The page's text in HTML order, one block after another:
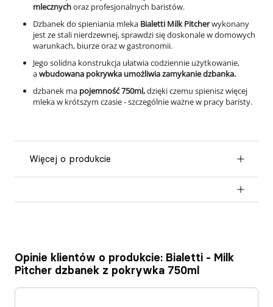
mlecznychoraz profesjonalnych baristów.
Dzbanek do spieniania mleka Bialetti Milk Pitcherwykonany
jest ze stali nierdzewnej, sprawdzi się doskonale w domowych
warunkach, biurze oraz w gastronomii.
Jego solidna konstrukcja ułatwia codziennie użytkowanie,
awbudowana pokrywka umożliwia zamykanie dzbanka.
dzbanek ma pojemność 750ml,dzięki czemu spienisz więcej
mleka w krótszym czasie - szczególnie ważne w pracy baristy.
więcej o produkcie
Opinie klientów o produkcie: Bialetti - Milk
Pitcher dzbanek z pokrywka 750ml